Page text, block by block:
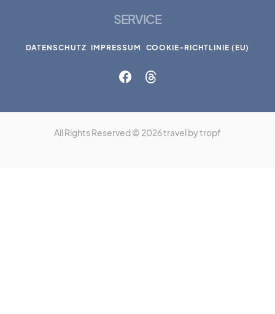
SERVICE
DATENSCHUTZ IMPRESSUM COOKIE-RICHTLINIE (EU)
All Rights Reserved © 2026 travel by tropf